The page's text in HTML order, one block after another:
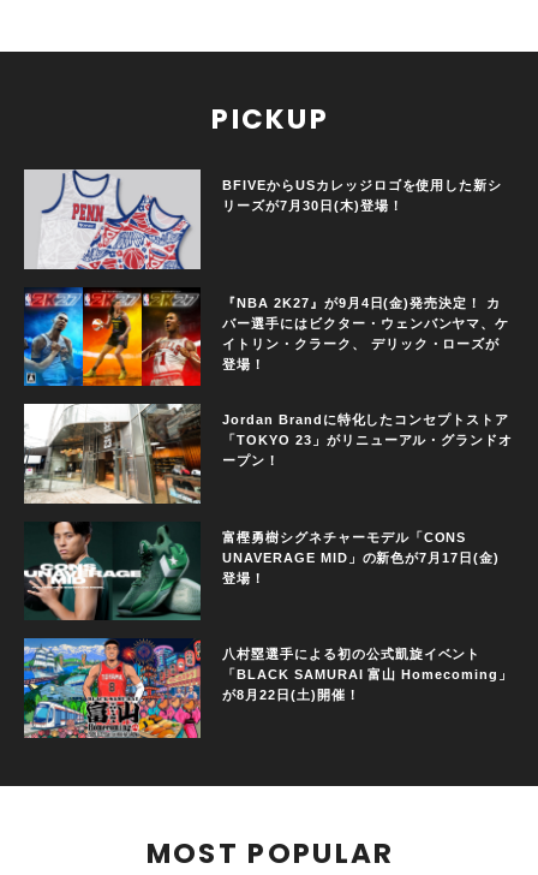
PICKUP
BFIVEからUSカレッジロゴを使用した新シ
リーズが7月30日(木)登場！
『NBA 2K27』が9月4日(金)発売決定！ カ
バー選手にはビクター・ウェンバンヤマ、ケ
イトリン・クラーク、 デリック・ローズが
登場！
Jordan Brandに特化したコンセプトストア
「TOKYO 23」がリニューアル・グランドオ
ープン！
富樫勇樹シグネチャーモデル「CONS
UNAVERAGE MID」の新色が7月17日(金)
登場！
八村塁選手による初の公式凱旋イベント
「BLACK SAMURAI 富山 Homecoming」
が8月22日(土)開催！
MOST POPULAR